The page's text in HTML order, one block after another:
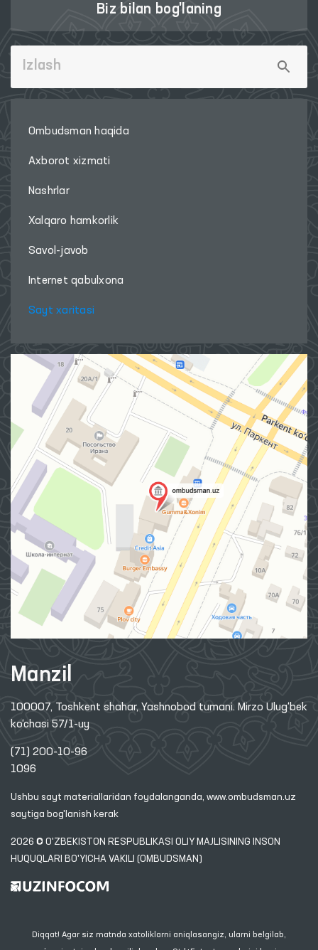
Biz bilan bog'laning
Ombudsman haqida
Axborot xizmati
Nashrlar
Xalqaro hamkorlik
Savol-javob
Internet qabulxona
Sayt xaritasi
Manzil
100007, Toshkent shahar, Yashnobod tumani. Mirzo Ulug‘bek
ko‘chasi 57/1-uy
(71) 200-10-96
1096
Ushbu sayt materiallaridan foydalanganda, www.ombudsman.uz
saytiga bog'lanish kerak
2026 © O'ZBEKISTON RESPUBLIKASI OLIY MAJLISINING INSON
HUQUQLARI BO'YICHA VAKILI (OMBUDSMAN)
Diqqat! Agar siz matnda xatoliklarni aniqlasangiz, ularni belgilab,